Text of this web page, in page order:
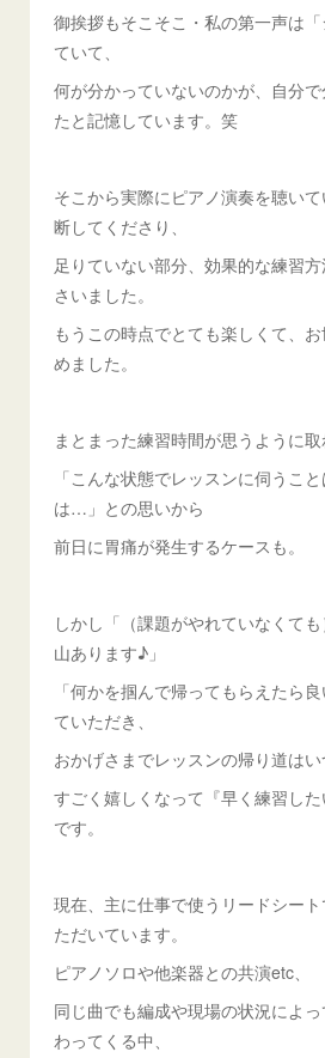
御挨拶もそこそこ・私の第一声は
ていて、
何が分かっていないのかが、自分
たと記憶しています。笑
そこから実際にピアノ演奏を聴い
断してくださり、
足りていない部分、効果的な練習
さいました。
もうこの時点でとても楽しくて、
めました。
まとまった練習時間が思うように
「こんな状態でレッスンに伺うこ
は…」との思いから
前日に胃痛が発生するケースも。
しかし「（課題がやれていなくて
山あります♪」
「何かを掴んで帰ってもらえたら
ていただき、
おかげさまでレッスンの帰り道はい
すごく嬉しくなって『早く練習し
です。
現在、主に仕事で使うリードシー
ただいています。
ピアノソロや他楽器との共演etc、
同じ曲でも編成や現場の状況によ
わってくる中、